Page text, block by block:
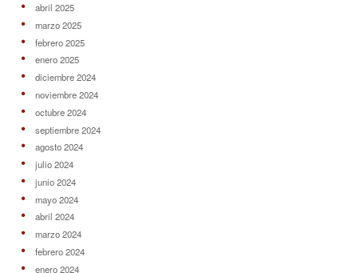
abril 2025
marzo 2025
febrero 2025
enero 2025
diciembre 2024
noviembre 2024
octubre 2024
septiembre 2024
agosto 2024
julio 2024
junio 2024
mayo 2024
abril 2024
marzo 2024
febrero 2024
enero 2024